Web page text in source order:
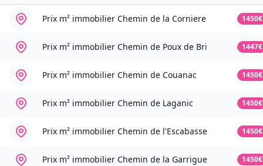
Prix m² immobilier Chemin de la Corniere 1450€
Prix m² immobilier Chemin de Poux de Bri 1447€
Prix m² immobilier Chemin de Couanac 1450€
Prix m² immobilier Chemin de Laganic 1450€
Prix m² immobilier Chemin de l'Escabasse 1450€
Prix m² immobilier Chemin de la Garrigue 1450€